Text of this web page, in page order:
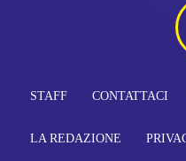
STAFF CONTATTACI
LA REDAZIONE